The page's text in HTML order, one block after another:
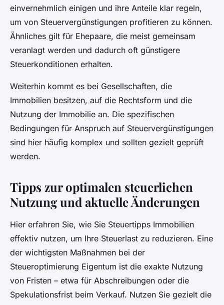
einvernehmlich einigen und ihre Anteile klar regeln,
um von Steuervergünstigungen profitieren zu können.
Ähnliches gilt für Ehepaare, die meist gemeinsam
veranlagt werden und dadurch oft günstigere
Steuerkonditionen erhalten.
Weiterhin kommt es bei Gesellschaften, die
Immobilien besitzen, auf die Rechtsform und die
Nutzung der Immobilie an. Die spezifischen
Bedingungen für Anspruch auf Steuervergünstigungen
sind hier häufig komplex und sollten gezielt geprüft
werden.
Tipps zur optimalen steuerlichen
Nutzung und aktuelle Änderungen
Hier erfahren Sie, wie Sie Steuertipps Immobilien
effektiv nutzen, um Ihre Steuerlast zu reduzieren. Eine
der wichtigsten Maßnahmen bei der
Steueroptimierung Eigentum ist die exakte Nutzung
von Fristen – etwa für Abschreibungen oder die
Spekulationsfrist beim Verkauf. Nutzen Sie gezielt die